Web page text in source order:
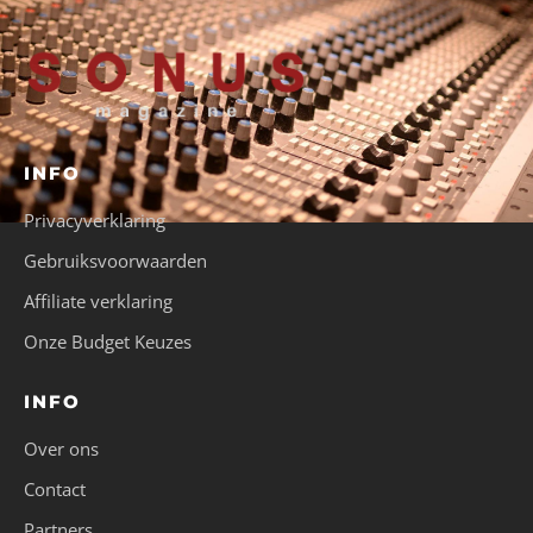
INFO
Privacyverklaring
Gebruiksvoorwaarden
Affiliate verklaring
Onze Budget Keuzes
INFO
Over ons
Contact